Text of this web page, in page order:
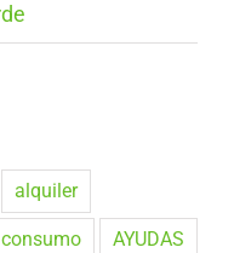
alquiler
AYUDAS